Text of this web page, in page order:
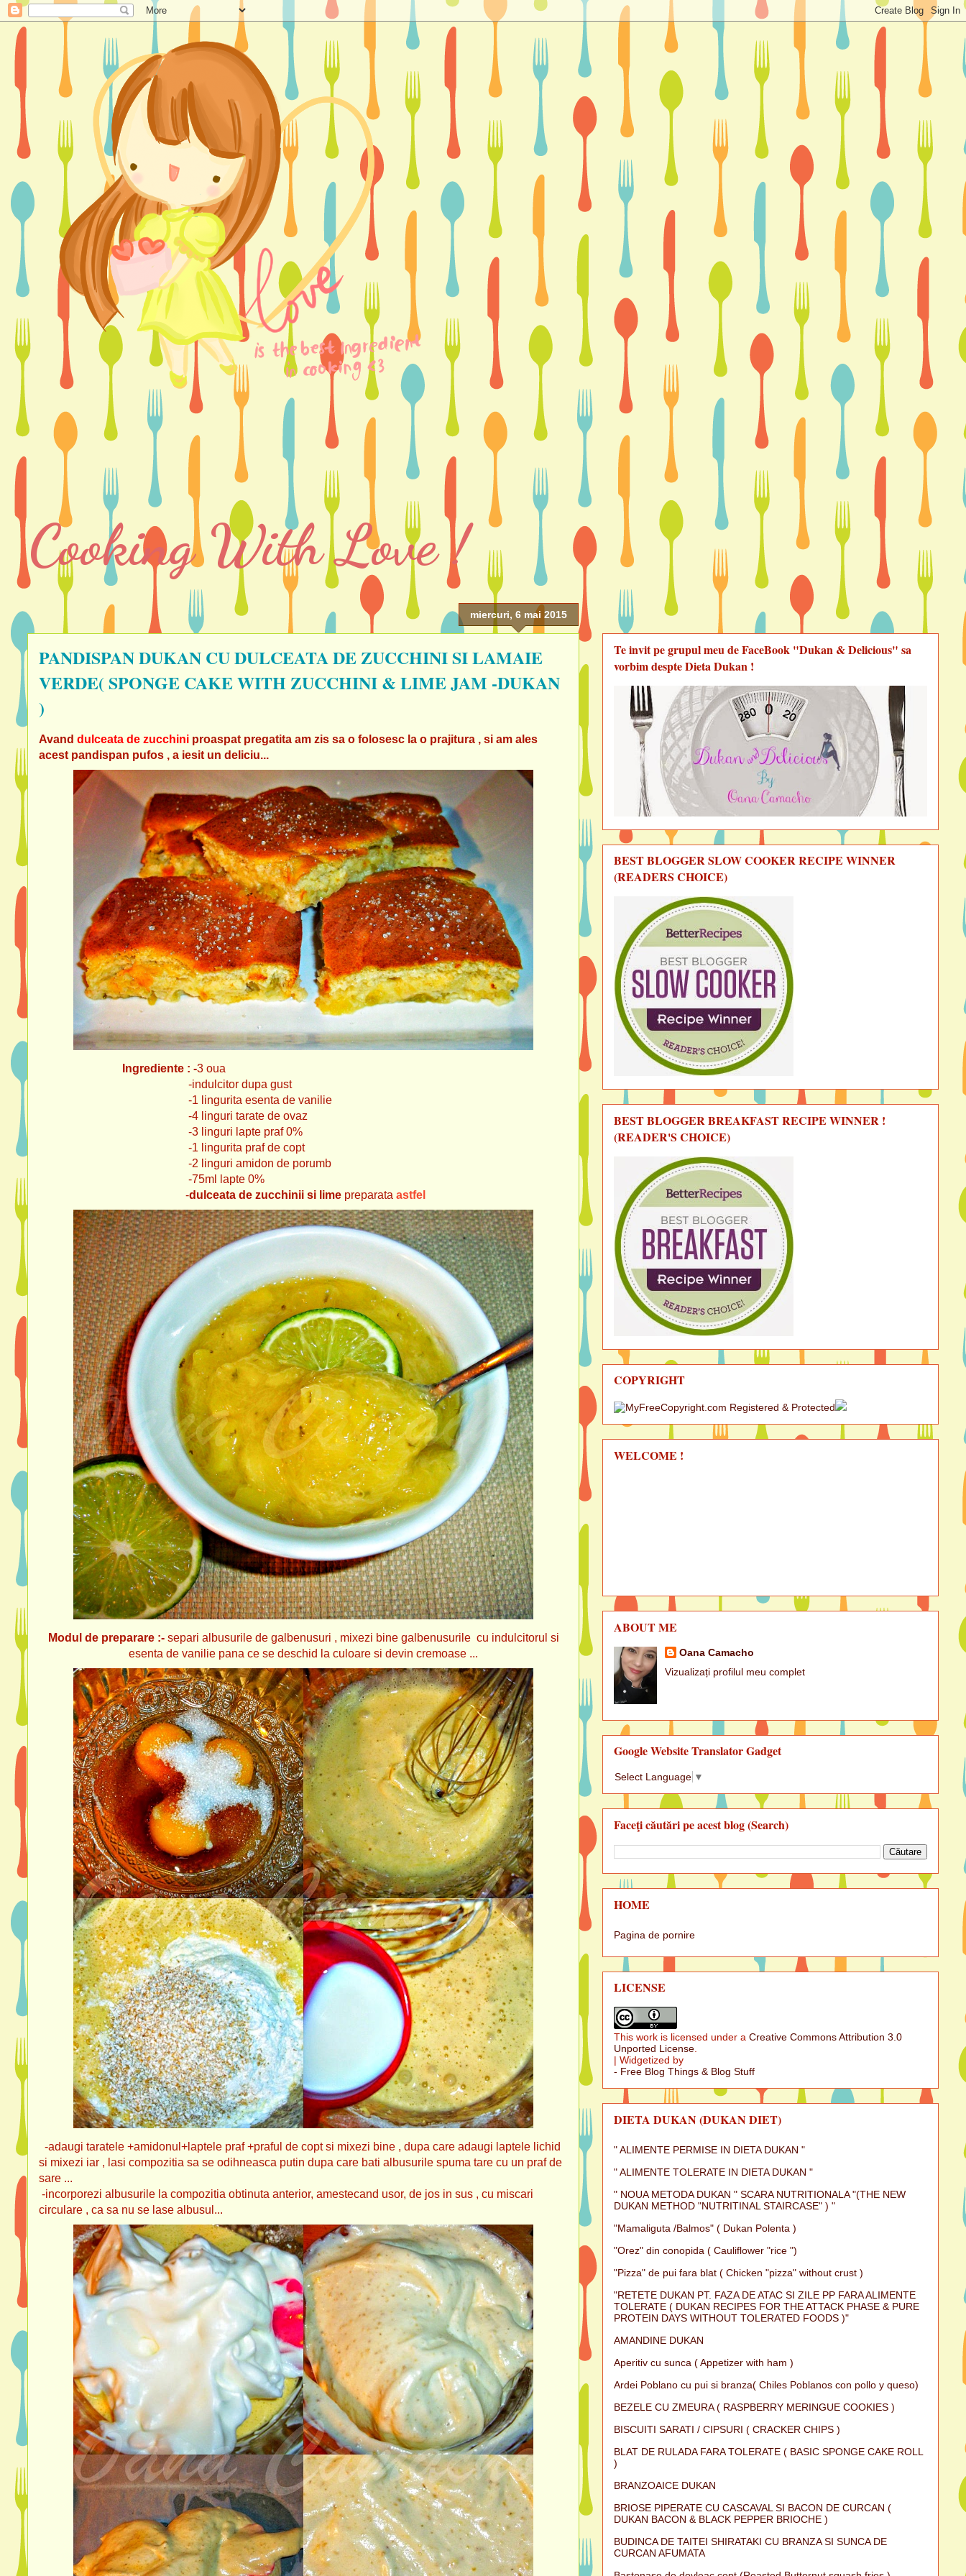
Cooking With Love !
miercuri, 6 mai 2015
PANDISPAN DUKAN CU DULCEATA DE ZUCCHINI SI LAMAIE
VERDE( SPONGE CAKE WITH ZUCCHINI & LIME JAM -DUKAN
)
Avand dulceata de zucchini proaspat pregatita am zis sa o folosesc la o prajitura , si am ales
acest pandispan pufos , a iesit un deliciu...
Ingrediente : -3 oua
-indulcitor dupa gust
-1 lingurita esenta de vanilie
-4 linguri tarate de ovaz
-3 linguri lapte praf 0%
-1 lingurita praf de copt
-2 linguri amidon de porumb
-75ml lapte 0%
-dulceata de zucchinii si lime preparata astfel
Modul de preparare :- separi albusurile de galbenusuri , mixezi bine galbenusurile cu indulcitorul si
esenta de vanilie pana ce se deschid la culoare si devin cremoase ...
-adaugi taratele +amidonul+laptele praf +praful de copt si mixezi bine , dupa care adaugi laptele lichid
si mixezi iar , lasi compozitia sa se odihneasca putin dupa care bati albusurile spuma tare cu un praf de
sare ...
-incorporezi albusurile la compozitia obtinuta anterior, amestecand usor, de jos in sus , cu miscari
circulare , ca sa nu se lase albusul...
Te invit pe grupul meu de FaceBook "Dukan & Delicious" sa
vorbim despte Dieta Dukan !
BEST BLOGGER SLOW COOKER RECIPE WINNER
(READERS CHOICE)
BEST BLOGGER BREAKFAST RECIPE WINNER !
(READER'S CHOICE)
COPYRIGHT
WELCOME !
ABOUT ME
Oana Camacho
Vizualizați profilul meu complet
Google Website Translator Gadget
Select Language ▼
Faceţi căutări pe acest blog (Search)
HOME
Pagina de pornire
LICENSE
This work is licensed under a Creative Commons Attribution 3.0
Unported License.
| Widgetized by
- Free Blog Things & Blog Stuff
DIETA DUKAN (DUKAN DIET)
" ALIMENTE PERMISE IN DIETA DUKAN "
" ALIMENTE TOLERATE IN DIETA DUKAN "
" NOUA METODA DUKAN " SCARA NUTRITIONALA "(THE NEW
DUKAN METHOD "NUTRITINAL STAIRCASE" ) "
"Mamaliguta /Balmos" ( Dukan Polenta )
"Orez" din conopida ( Cauliflower "rice ")
"Pizza" de pui fara blat ( Chicken "pizza" without crust )
"RETETE DUKAN PT. FAZA DE ATAC SI ZILE PP FARA ALIMENTE
TOLERATE ( DUKAN RECIPES FOR THE ATTACK PHASE & PURE
PROTEIN DAYS WITHOUT TOLERATED FOODS )"
AMANDINE DUKAN
Aperitiv cu sunca ( Appetizer with ham )
Ardei Poblano cu pui si branza( Chiles Poblanos con pollo y queso)
BEZELE CU ZMEURA ( RASPBERRY MERINGUE COOKIES )
BISCUITI SARATI / CIPSURI ( CRACKER CHIPS )
BLAT DE RULADA FARA TOLERATE ( BASIC SPONGE CAKE ROLL
)
BRANZOAICE DUKAN
BRIOSE PIPERATE CU CASCAVAL SI BACON DE CURCAN (
DUKAN BACON & BLACK PEPPER BRIOCHE )
BUDINCA DE TAITEI SHIRATAKI CU BRANZA SI SUNCA DE
CURCAN AFUMATA